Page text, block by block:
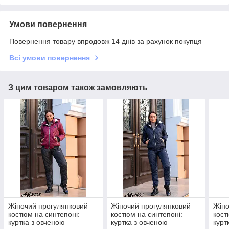
Умови повернення
Повернення товару впродовж 14 днів за рахунок покупця
Всі умови повернення
З цим товаром також замовляють
Жіночий прогулянковий
костюм на синтепоні:
куртка з овченою
Жіночий прогулянковий
костюм на синтепоні:
куртка з овченою